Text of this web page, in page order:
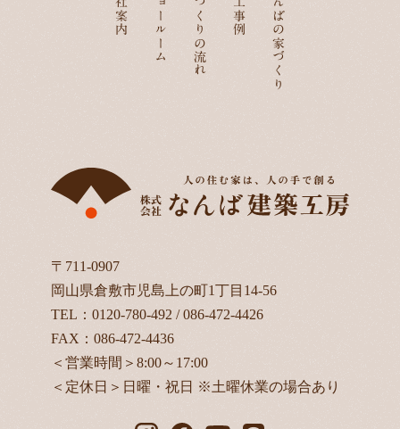
なんばの家づくり
家づくりの流れ
ショールーム
〒711-0907
岡山県倉敷市児島上の町1丁目14-56
TEL： 0120-780-492 /086-472-4426
FAX：086-472-4436
＜営業時間＞8:00～17:00
＜定休日＞日曜・祝日 ※土曜休業の場合あり